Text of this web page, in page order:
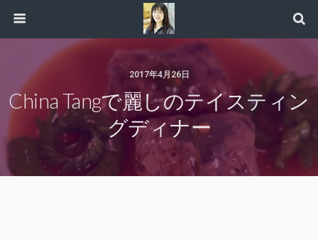
2017年4月26日
China Tangで麗しのテイスティン
グディナー